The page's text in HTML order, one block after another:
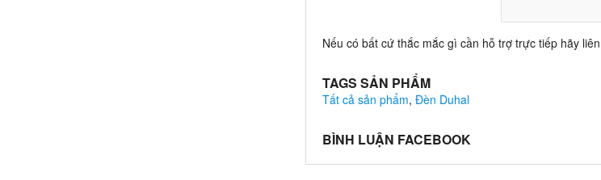
Nếu có bất cứ thắc mắc gì cần hỗ trợ trực tiếp hãy
TAGS SẢN PHẨM
Tất cả sản phẩm,Đèn Duhal
BÌNH LUẬN FACEBOOK